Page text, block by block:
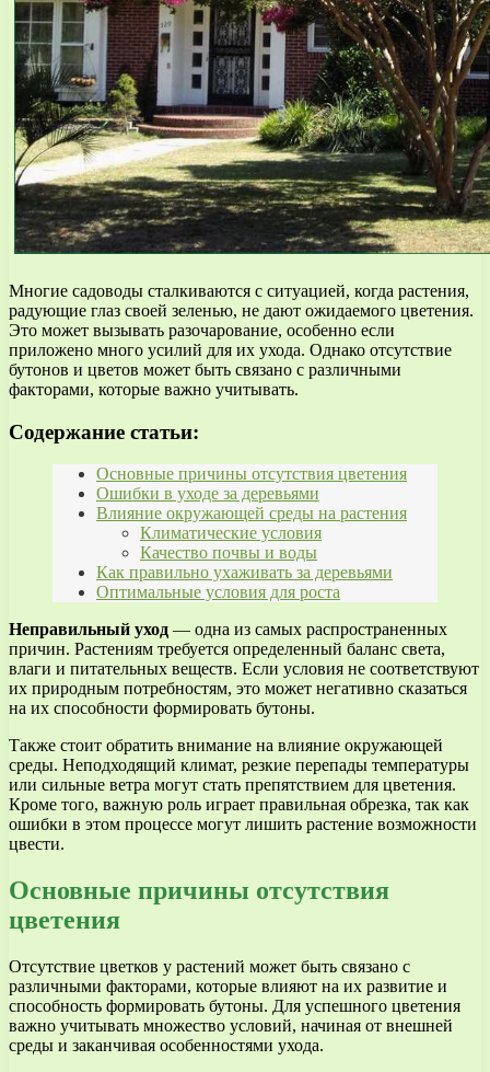
Многие садоводы сталкиваются с ситуацией, когда растения,
радующие глаз своей зеленью, не дают ожидаемого цветения.
Это может вызывать разочарование, особенно если
приложено много усилий для их ухода. Однако отсутствие
бутонов и цветов может быть связано с различными
факторами, которые важно учитывать.
Содержание статьи:
Основные причины отсутствия цветения
Ошибки в уходе за деревьями
Влияние окружающей среды на растения
Климатические условия
Качество почвы и воды
Как правильно ухаживать за деревьями
Оптимальные условия для роста
Неправильный уход — одна из самых распространенных
причин. Растениям требуется определенный баланс света,
влаги и питательных веществ. Если условия не соответствуют
их природным потребностям, это может негативно сказаться
на их способности формировать бутоны.
Также стоит обратить внимание на влияние окружающей
среды. Неподходящий климат, резкие перепады температуры
или сильные ветра могут стать препятствием для цветения.
Кроме того, важную роль играет правильная обрезка, так как
ошибки в этом процессе могут лишить растение возможности
цвести.
Основные причины отсутствия
цветения
Отсутствие цветков у растений может быть связано с
различными факторами, которые влияют на их развитие и
способность формировать бутоны. Для успешного цветения
важно учитывать множество условий, начиная от внешней
среды и заканчивая особенностями ухода.